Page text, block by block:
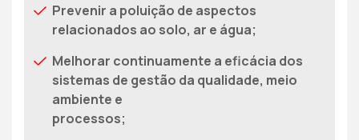
Prevenir a poluição de aspectos
relacionados ao solo, ar e água;
Melhorar continuamente a eficácia dos
sistemas de gestão da qualidade, meio
ambiente e
processos;